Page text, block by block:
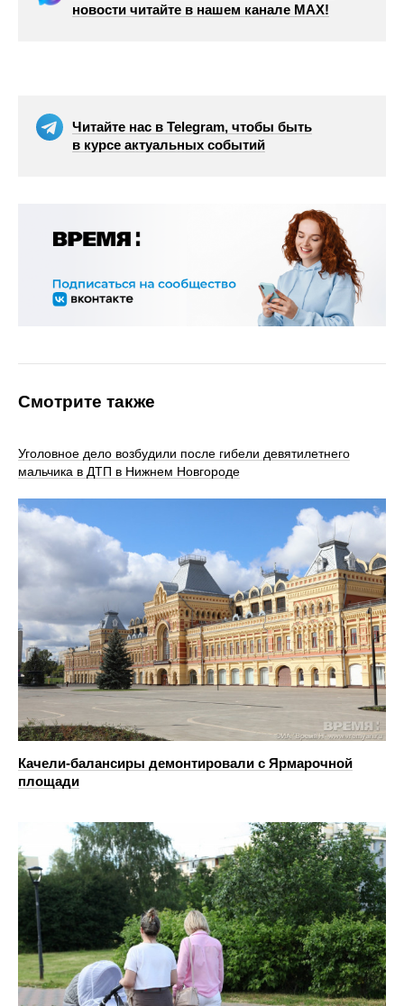
новости читайте в нашем канале МАХ!
Читайте нас в Telegram, чтобы быть
в курсе актуальных событий
Смотрите также
Уголовное дело возбудили после гибели девятилетнего
мальчика в ДТП в Нижнем Новгороде
Качели-балансиры демонтировали с Ярмарочной
площади